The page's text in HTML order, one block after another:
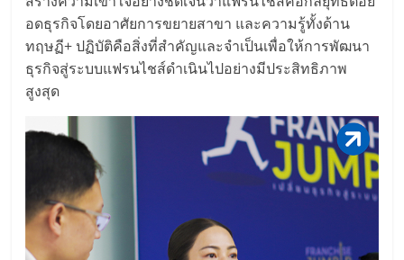
แฟ
รน
ไชส์,
ศูนย์
รวม
อดธุรกิจโดยอาศัยการขยายสาขา และความรู้ทั้งด้าน
ทฤษฏี+ ปฏิบัติคือสิ่งที่สำคัญและจำเป็นเพื่อให้การพัฒนา
ธุรกิจสู่ระบบแฟรนไชส์ดำเนินไปอย่างมีประสิทธิภาพ
สูงสุด